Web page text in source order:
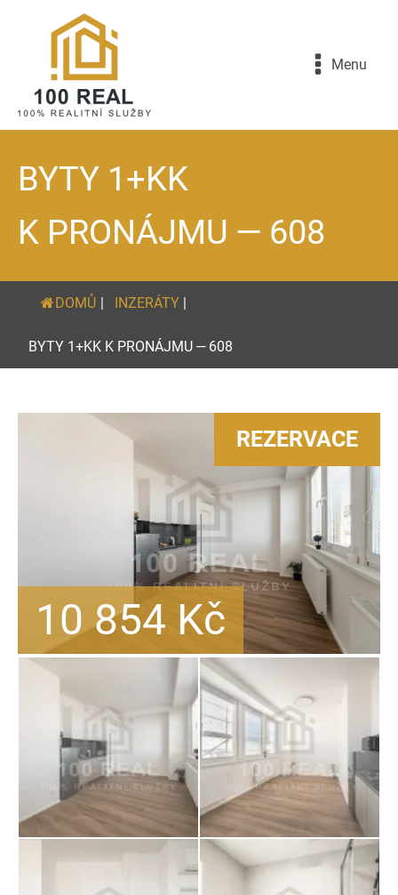
Menu
BYTY 1+KK
K PRONÁJMU — 608
DOMŮ | INZERÁTY |
BYTY 1+KK K PRONÁJMU — 608
10 854 Kč
REZERVACE